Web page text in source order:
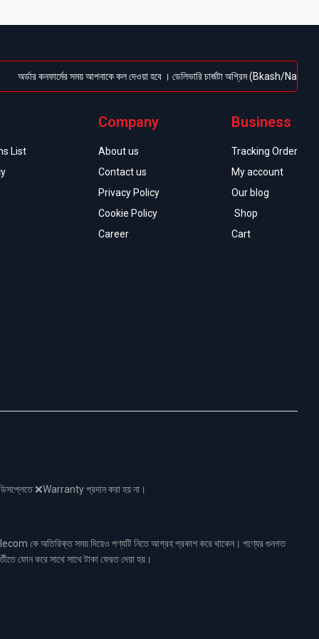
কনফার্মের সময় আপনাকে কল দেওয়া হবে । ডেলিভারি চার্জটা অগ্রিম (Bkash/Nagad:
List
Company
About us
Contact us
Privacy Policy
Cookie Policy
Career
Business
Tracking Order
My account
Our blog
Shop
Cart
❌Warranty প্রদান করা হয় না।
কে অতিরিক্ত সময় দিয়েও পণ্যটি নিতে আগ্রহ প্রকাশ করে থাকেন। পণ্যের গুনগত
ফোন করে সাথে সাথে টাকা ফেরত দেয়া হয়।